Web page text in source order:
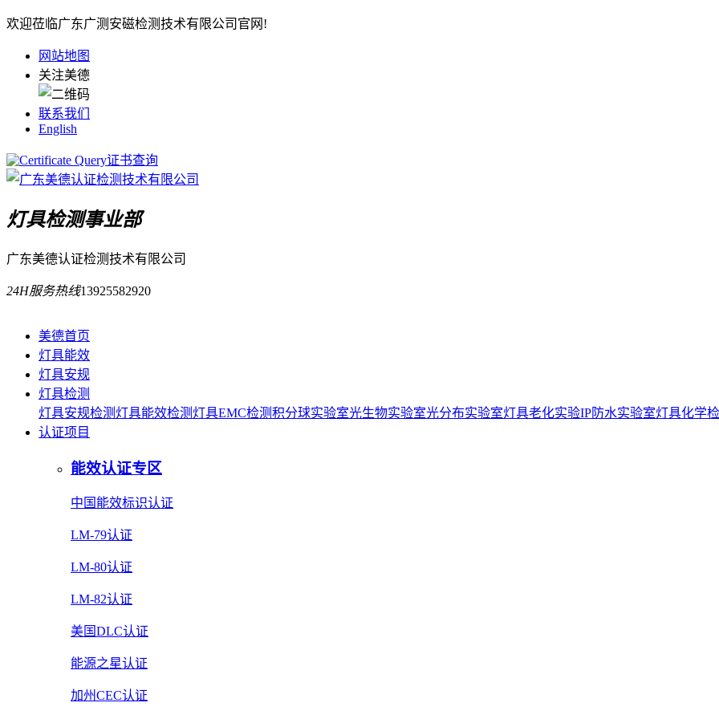
欢迎莅临广东广测安磁检测技术有限公司官网!
网站地图
关注美德
联系我们
English
证书查询
灯具检测事业部
广东美德认证检测技术有限公司
24H服务热线13925582920
美德首页
灯具能效
灯具安规
灯具检测
灯具安规检测 灯具能效检测 灯具EMC检测积分球实验室光生物实验室光分布实验室灯具老化实验IP防水实验室灯具化学
认证项目
能效认证专区
中国能效标识认证
LM-79认证
LM-80认证
LM-82认证
美国DLC认证
能源之星认证
加州CEC认证